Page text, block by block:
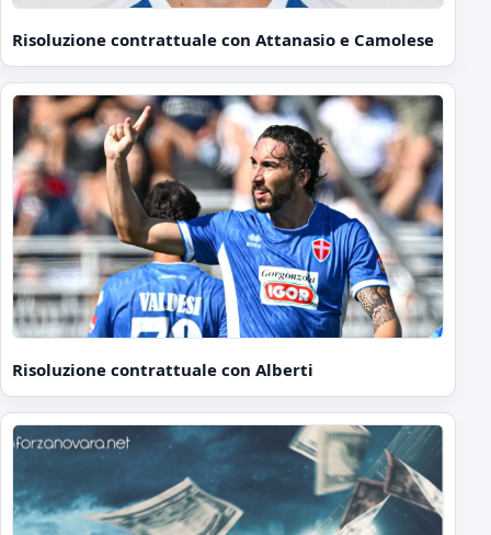
Risoluzione contrattuale con Attanasio e Camolese
Risoluzione contrattuale con Alberti